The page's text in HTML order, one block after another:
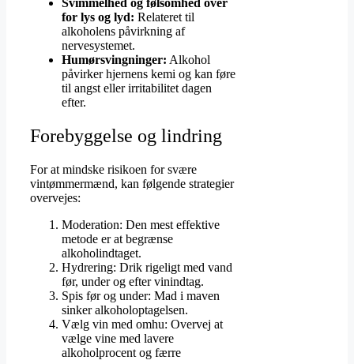
Svimmelhed og følsomhed over
for lys og lyd: Relateret til
alkoholens påvirkning af
nervesystemet.
Humørsvingninger: Alkohol
påvirker hjernens kemi og kan føre
til angst eller irritabilitet dagen
efter.
Forebyggelse og lindring
For at mindske risikoen for svære
vintømmermænd, kan følgende strategier
overvejes:
Moderation: Den mest effektive
metode er at begrænse
alkoholindtaget.
Hydrering: Drik rigeligt med vand
før, under og efter vinindtag.
Spis før og under: Mad i maven
sinker alkoholoptagelsen.
Vælg vin med omhu: Overvej at
vælge vine med lavere
alkoholprocent og færre